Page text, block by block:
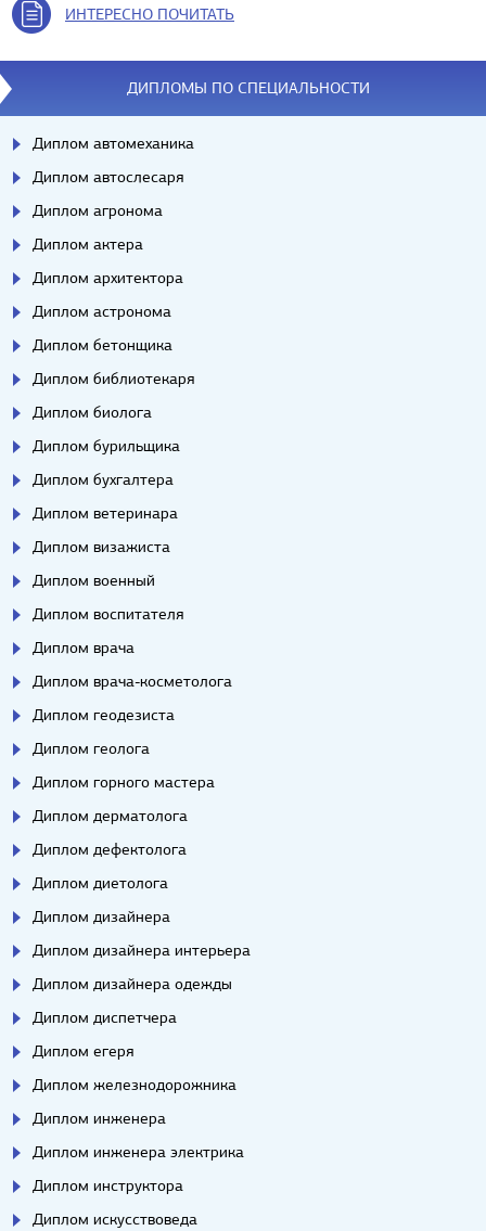
ИНТЕРЕСНО ПОЧИТАТЬ
ДИПЛОМЫ ПО СПЕЦИАЛЬНОСТИ
Диплом автомеханика
Диплом автослесаря
Диплом агронома
Диплом актера
Диплом архитектора
Диплом астронома
Диплом бетонщика
Диплом библиотекаря
Диплом биолога
Диплом бурильщика
Диплом бухгалтера
Диплом ветеринара
Диплом визажиста
Диплом военный
Диплом воспитателя
Диплом врача
Диплом врача-косметолога
Диплом геодезиста
Диплом геолога
Диплом горного мастера
Диплом дерматолога
Диплом дефектолога
Диплом диетолога
Диплом дизайнера
Диплом дизайнера интерьера
Диплом дизайнера одежды
Диплом диспетчера
Диплом егеря
Диплом железнодорожника
Диплом инженера
Диплом инженера электрика
Диплом инструктора
Диплом искусствоведа